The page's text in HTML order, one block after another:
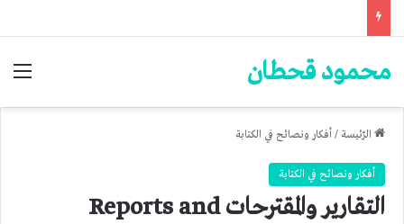
محمود قحطان
الرّئيسة / أفكار ونصائح في الكتابة
أفكار ونصائح في الكتابة
التقارير والمقترحات Reports and